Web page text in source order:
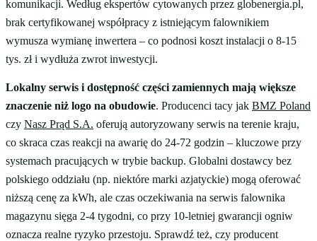
komunikacji. Według ekspertów cytowanych przez globenergia.pl,
brak certyfikowanej współpracy z istniejącym falownikiem
wymusza wymianę inwertera – co podnosi koszt instalacji o 8-15
tys. zł i wydłuża zwrot inwestycji.
Lokalny serwis i dostępność części zamiennych mają większe
znaczenie niż logo na obudowie. Producenci tacy jak BMZ Poland
czy Nasz Prąd S.A. oferują autoryzowany serwis na terenie kraju,
co skraca czas reakcji na awarię do 24-72 godzin – kluczowe przy
systemach pracujących w trybie backup. Globalni dostawcy bez
polskiego oddziału (np. niektóre marki azjatyckie) mogą oferować
niższą cenę za kWh, ale czas oczekiwania na serwis falownika
magazynu sięga 2-4 tygodni, co przy 10-letniej gwarancji ogniw
oznacza realne ryzyko przestoju. Sprawdź też, czy producent